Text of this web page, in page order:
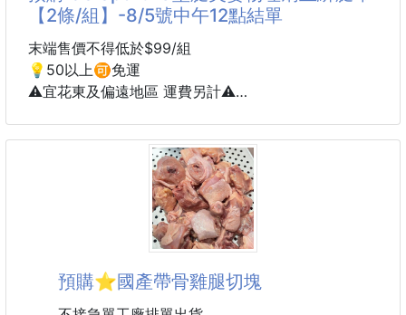
✔️好穿✔️面料挺✔️透氣✔️柔軟✔️舒適
👉🏻不信的話，你買一件試試看就知道
👍好穿，又寬鬆
👍超百搭款
🔥🔥這款很可以包色🔥🔥
🌀無論運動還是休閒都可以輕鬆應對
🌀鬆緊腰帶設計，舒適貼合方便快捷
💮日常出街輕鬆好駕馭
【2條/組】-8/5號中午12點結單
末端售價不得低於$99/組
💡50以上🉑免運
⚠️宜花東及偏遠地區 運費另計⚠️
🔥⏩新品上市⏪🔥
💎US Sport®O型腿美姿物理矯正綁腿帶 2條/組💎
坐族、出國族一試就回不去🔥
一路不再腿開開舒服又自在 旅行達人都默默放進隨身
預購⭐️國產帶骨雞腿切塊